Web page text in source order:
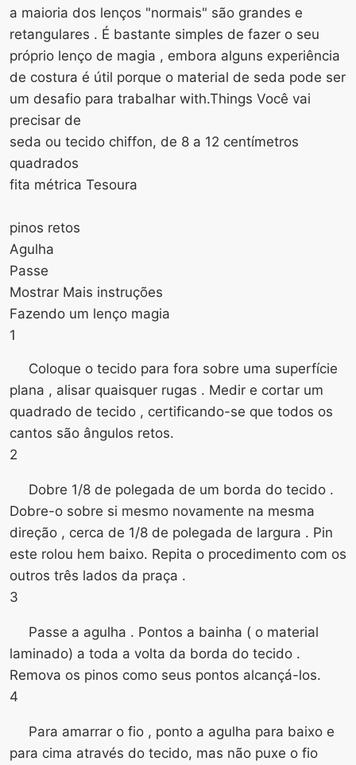
a maioria dos lenços "normais" são grandes e
retangulares . É bastante simples de fazer o seu
próprio lenço de magia , embora alguns experiência
de costura é útil porque o material de seda pode ser
um desafio para trabalhar with.Things Você vai
precisar de
seda ou tecido chiffon, de 8 a 12 centímetros
quadrados
fita métrica Tesoura
pinos retos
Agulha
Passe
Mostrar Mais instruções
Fazendo um lenço magia
1
Coloque o tecido para fora sobre uma superfície
plana , alisar quaisquer rugas . Medir e cortar um
quadrado de tecido , certificando-se que todos os
cantos são ângulos retos.
2
Dobre 1/8 de polegada de um borda do tecido .
Dobre-o sobre si mesmo novamente na mesma
direção , cerca de 1/8 de polegada de largura . Pin
este rolou hem baixo. Repita o procedimento com os
outros três lados da praça .
3
Passe a agulha . Pontos a bainha ( o material
laminado) a toda a volta da borda do tecido .
Remova os pinos como seus pontos alcançá-los.
4
Para amarrar o fio , ponto a agulha para baixo e
para cima através do tecido, mas não puxe o fio